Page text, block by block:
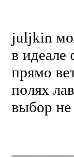
juljkin
в
прямо
полях
выбор не